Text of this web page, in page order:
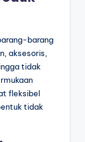
barang
aksesoris,
tidak
fleksibel
tidak